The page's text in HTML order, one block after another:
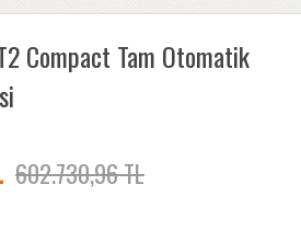
Compact Tam Otomatik
602.730,96 TL